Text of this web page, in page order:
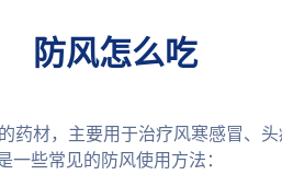
防风怎么吃
药材，主要用于治疗风寒感冒、
些常见的防风使用方法：